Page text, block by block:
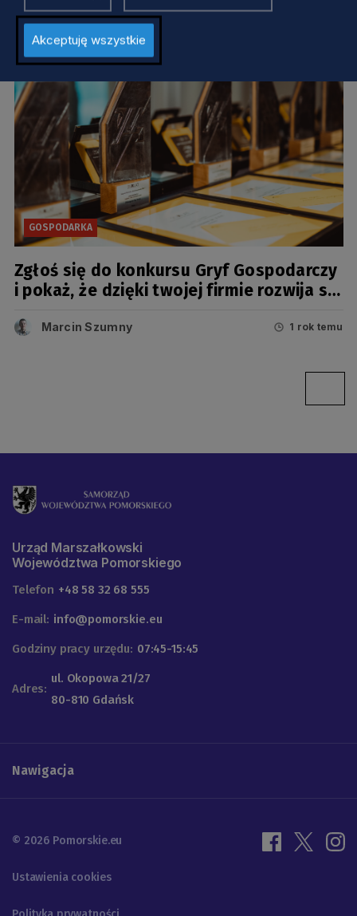
GOSPODARKA
Zgłoś się do konkursu Gryf Gospodarczy
i pokaż, że dzięki twojej firmie rozwija się
Marcin Szumny 1 rok temu
Urząd Marszałkowski
Województwa Pomorskiego
Telefon +48 58 32 68 555
E-mail: info@pomorskie.eu
Godziny pracy urzędu: 07:45-15:45
Adres:
ul. Okopowa 21/27
80-810 Gdańsk
Nawigacja
© 2026 Pomorskie.eu
Ustawienia cookies
Akceptuję wszystkie